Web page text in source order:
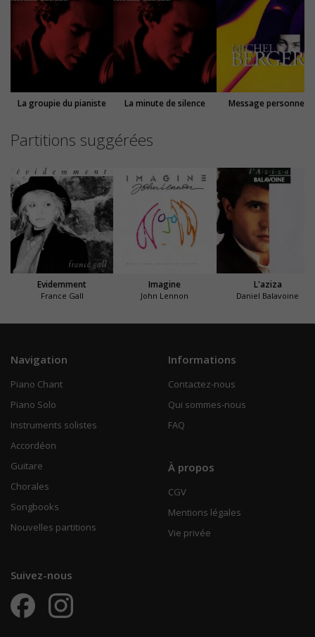
La groupie du pianiste La minute de silence Message personnel
Partitions suggérées
Evidemment
France Gall
Imagine
John Lennon
L'aziza
Daniel Balavoine
Navigation
Piano Chant
Piano Solo
Instruments solistes
Accordéon
Guitare
Chorales
Songbooks
Nouvelles partitions
Informations
Contactez-nous
Qui sommes-nous
FAQ
À propos
CGV
Mentions légales
Vie privée
Suivez-nous